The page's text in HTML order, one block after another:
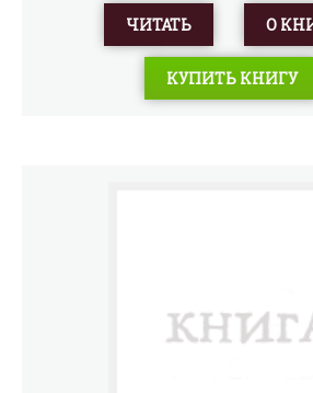
психологические идеи, которые
вклад Выготского в науку.
является одной из фундаментальных
характеризующих развитие
искусства.Книга рассчитана на
ЧИТАТЬ О
КУПИТЬ КНИГУ